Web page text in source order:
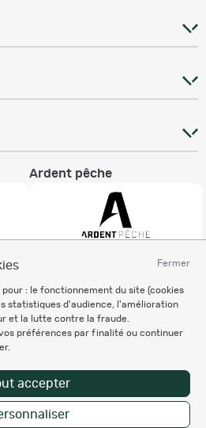
Fermer
: le fonctionnement du site (cookies
statistiques d'audience, l'amélioration
et la lutte contre la fraude.
préférences par finalité ou continuer
accepter
Ardent pêche